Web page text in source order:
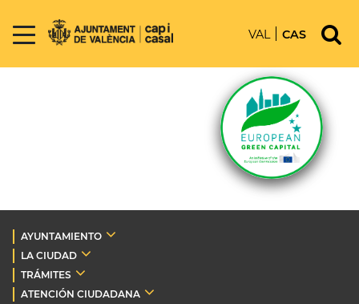
VAL CAS
AYUNTAMIENTO
LA CIUDAD
TRÁMITES
ATENCIÓN CIUDADANA